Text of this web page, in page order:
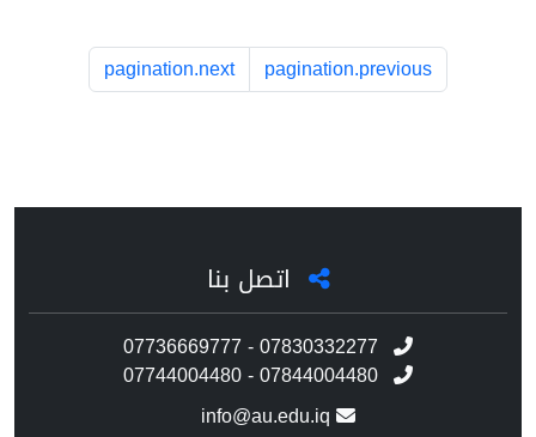
pagination.previous
pagination.next
اتصل بنا
07736669777 - 07830332277
07744004480 - 07844004480
info@au.edu.iq